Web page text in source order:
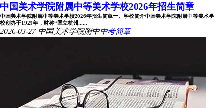
中国美术学院附属中等美术学校2026年招生简章
中国美术学院附属中等美术学校2026年招生简章一、学校简介中国美术学院附属中等美术学
校创办于1929年，时称“国立杭州......
2026-03-27 中国美术学院附中中考简章